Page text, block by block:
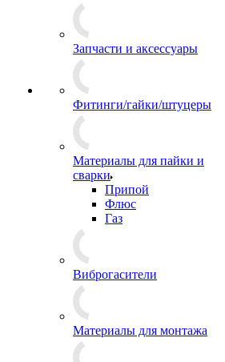
Запчасти и аксессуары
Фитинги/гайки/штуцеры
Материалы для пайки и
сварки
Припой
Флюс
Газ
Виброгасители
Материалы для монтажа